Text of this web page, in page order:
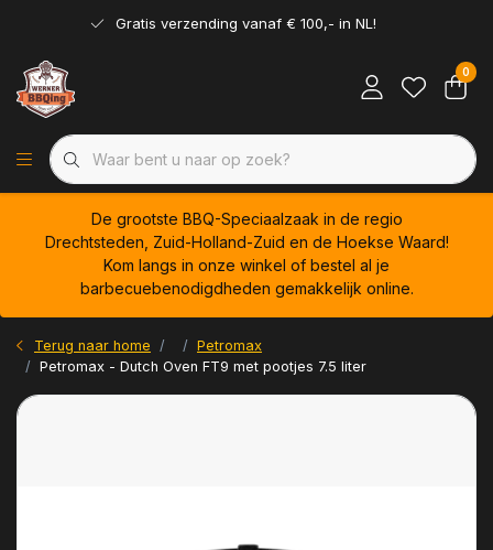
Gratis verzending vanaf € 100,- in NL!
0
De grootste BBQ-Speciaalzaak in de regio
Drechtsteden, Zuid-Holland-Zuid en de Hoekse Waard!
Kom langs in onze winkel of bestel al je
barbecuebenodigdheden gemakkelijk online.
Terug naar home
Petromax
Petromax - Dutch Oven FT9 met pootjes 7.5 liter